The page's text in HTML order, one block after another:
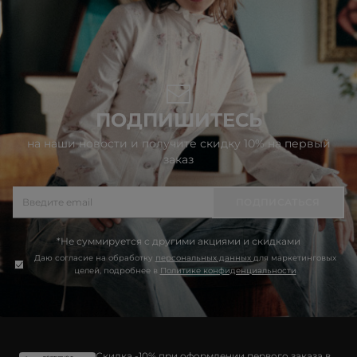
ПОДПИШИТЕСЬ
на наши новости и получите скидку 10% на первый
заказ
*Не суммируется с другими акциями и скидками
Даю согласие на обработку персональных данных для маркетинговых
целей, подробнее в Политике конфиденциальности